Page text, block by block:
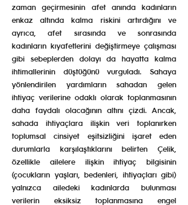
zaman geçirmesinin afet anında kadınların
enkaz altında kalma riskini artırdığını ve
ayrıca, afet sırasında ve sonrasında
kadınların kıyafetlerini değiştirmeye çalışması
gibi sebeplerden dolayı da hayatta kalma
ihtimallerinin düştüğünü vurguladı. Sahaya
yönlendirilen yardımların sahadan gelen
ihtiyaç verilerine odaklı olarak toplanmasının
daha faydalı olacağının altını çizdi. Ancak,
sahada ihtiyaçlara ilişkin veri toplanırken
toplumsal cinsiyet eşitsizliğini işaret eden
durumlarla karşılaştıklarını belirten Çelik,
özellikle ailelere ilişkin ihtiyaç bilgisinin
(çocukların yaşları, bedenleri, ihtiyaçları gibi)
yalnızca ailedeki kadınlarda bulunması
verilerin eksiksiz toplanmasına engel